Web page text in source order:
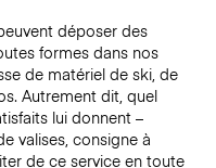
déposer des
formes dans nos
de matériel de ski, de
Autrement dit, quel
lui donnent –
valises, consigne à
de ce service en toute